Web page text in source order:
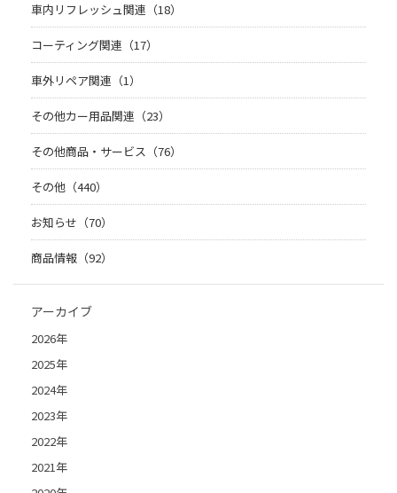
車内リフレッシュ関連（18）
コーティング関連（17）
車外リペア関連（1）
その他カー用品関連（23）
その他商品・サービス（76）
その他（440）
お知らせ（70）
商品情報（92）
アーカイブ
2026年
2025年
2024年
2023年
2022年
2021年